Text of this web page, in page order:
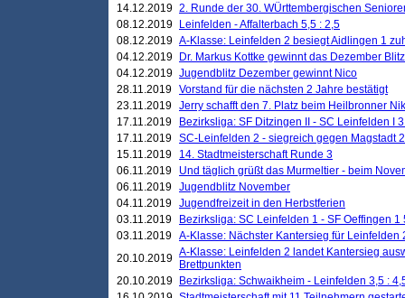
14.12.2019 2. Runde der 30. WÜrttembergischen
08.12.2019
Leinfelden - Affalterbach 5,5 : 2,5
08.12.2019 A-Klasse: Leinfelden 2 besiegt Aidlingen 1
04.12.2019
Dr. Markus Kottke gewinnt das Dezember
04.12.2019 Jugendblitz Dezember gewinnt Nico
28.11.2019 Vorstand für die nächsten 2 Jahre bestätigt
23.11.2019 Jerry schafft den 7. Platz beim Heilbronner
17.11.2019
Bezirksliga: SF Ditzingen II - SC Leinfelden I
17.11.2019 SC-Leinfelden 2 - siegreich gegen Magstadt 2
15.11.2019
14. Stadtmeisterschaft Runde 3
06.11.2019
Und täglich grüßt das Murmeltier - beim
06.11.2019 Jugendblitz November
04.11.2019 Jugendfreizeit in den Herbstferien
03.11.2019
Bezirksliga: SC Leinfelden 1 - SF Oeffingen 1
03.11.2019 A-Klasse: Nächster Kantersieg für Leinfelden
20.10.2019 A-Klasse: Leinfelden 2 landet Kantersieg
Brettpunkten
20.10.2019
Bezirksliga: Schwaikheim - Leinfelden 3,5 :